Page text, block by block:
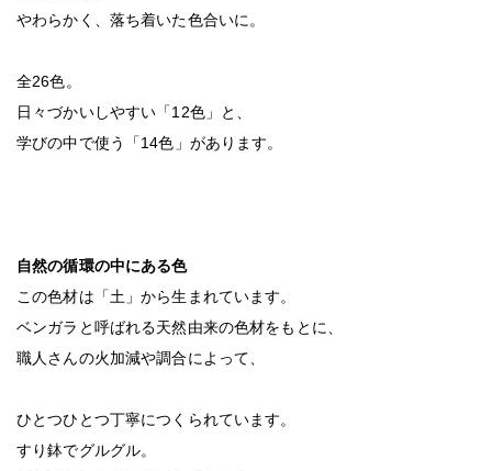
やわらかく、落ち着いた色合いに。
全26色。
日々づかいしやすい「12色」と、
学びの中で使う「14色」があります。
自然の循環の中にある色
この色材は「土」から生まれています。
ベンガラと呼ばれる天然由来の色材をもとに、
職人さんの火加減や調合によって、
ひとつひとつ丁寧につくられています。
すり鉢でグルグル。